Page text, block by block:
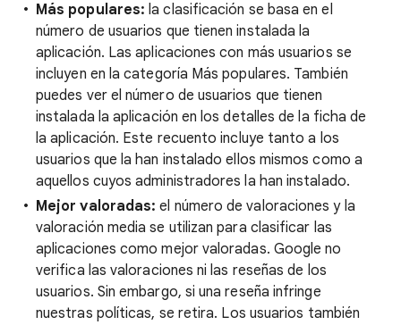
Más populares: la clasificación se basa en el
número de usuarios que tienen instalada la
aplicación. Las aplicaciones con más usuarios se
incluyen en la categoría Más populares. También
puedes ver el número de usuarios que tienen
instalada la aplicación en los detalles de la ficha de
la aplicación. Este recuento incluye tanto a los
usuarios que la han instalado ellos mismos como a
aquellos cuyos administradores la han instalado.
Mejor valoradas: el número de valoraciones y la
valoración media se utilizan para clasificar las
aplicaciones como mejor valoradas. Google no
verifica las valoraciones ni las reseñas de los
usuarios. Sin embargo, si una reseña infringe
nuestras políticas, se retira. Los usuarios también